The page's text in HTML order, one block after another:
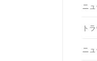
ニ
ト
ニ